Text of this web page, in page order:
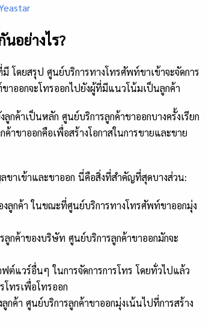
อย่างไร?
โดยสรุป ศูนย์บริการทางโทรศัพท์ขาเข้าจะจัดการ
าออกจะโทรออกไปยังผู้ที่มีแนวโน้มเป็นลูกค้า
ค้าเป็นหลัก ศูนย์บริการลูกค้าขาออกบางครั้งเรียก
าขาออกคือเพื่อสร้างโอกาสในการขายและขาย
ขาเข้าและขาออก นี่คือสิ่งที่สำคัญที่สุดบางส่วน:
ลูกค้า ในขณะที่ศูนย์บริการทางโทรศัพท์ขาออกมุ่ง
กค้าของบริษัท ศูนย์บริการลูกค้าขาออกมักจะ
ต์แวร์อื่นๆ ในการจัดการการโทร โดยทั่วไปแล้ว
โทรเพื่อโทรออก
ค้า ศูนย์บริการลูกค้าขาออกมุ่งเน้นไปที่การสร้าง